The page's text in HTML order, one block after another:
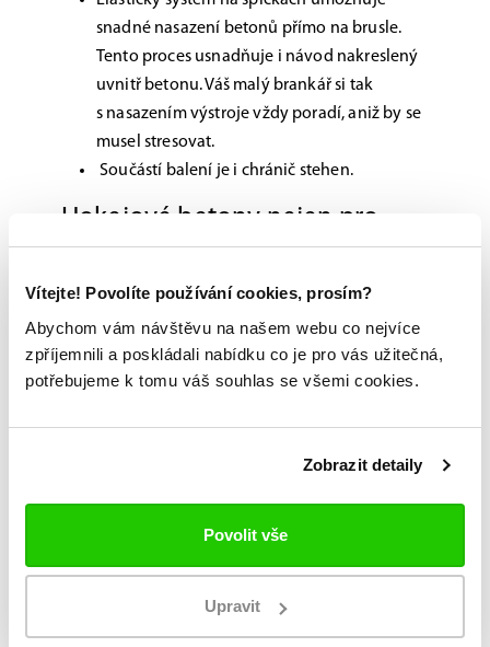
Vítejte! Povolíte používání cookies, prosím?
Abychom vám návštěvu na našem webu co nejvíce
zpříjemnili a poskládali nabídku co je pro vás užitečná,
potřebujeme k tomu váš souhlas se všemi cookies.
Zobrazit detaily
Povolit vše
Upravit
snadné nasazení betonů přímo na brusle.
Tento proces usnadňuje i návod nakreslený
uvnitř betonu. Váš malý brankář si tak
s nasazením výstroje vždy poradí, aniž by se
musel stresovat.
Součástí balení je i chránič stehen.
Hokejové betony nejen pro
talentované děti
Dětské betony Prodigy nabízejí vašemu malému
brankáři pohodlí, vysokou míru bezpečí, ale
hlavně jsou uzpůsobeny tak, aby si dětský
gólman s jejich nasazením nemusel dělat hlavu a
poblíž, abyste mu pomohli. Díky tomu si malý
hráč snadno osvojí správné návyky při
Možnost vyzkoušení a výběru na míru na
jedné z prodejen